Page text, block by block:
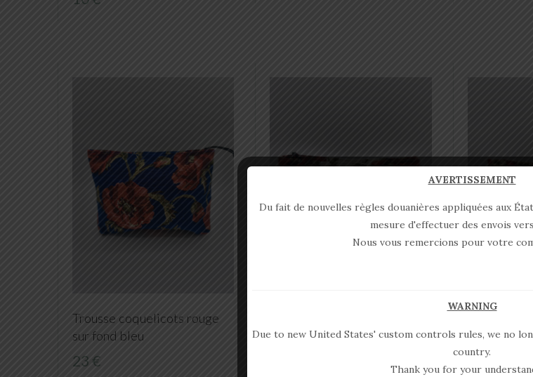
Trousse coquelicots rouge
sur fond bleu
23 €
sur fond blanc
23 €
AVERTISSEMENT
Du fait de nouvelles règles douanières appliquées aux
mesure d'effectuer des envois
Nous vous remercions pour votre
WARNING
Due to new United States' custom controls rules, we no
country.
Thank you for your